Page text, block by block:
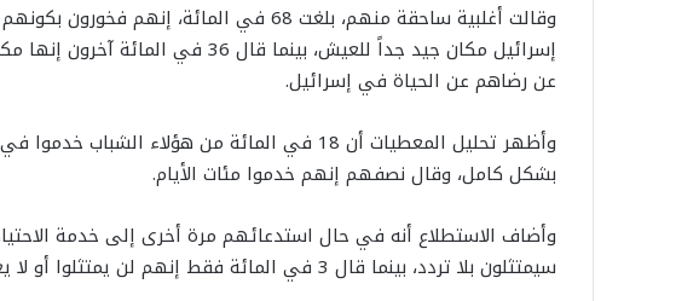
وقالت أغلبية ساحقة منهم، بلغت 68 في المائة،
عن رضاهم عن الحياة في إسرائيل.
بشكل كامل، وقال نصفهم إنهم خدموا مئات الأيام.
سيمتثلون بلا تردد، بينما قال 3 في المائة فقط إنهم لن يمتثلوا أو لا يعرفون كيف سيتصرفون.